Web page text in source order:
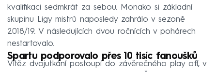
kvalifikaci sedmkrát za sebou. Monako si základní
skupinu Ligy mistrů naposledy zahrálo v sezoně
2018/19. V následujících dvou ročnících v pohárech
nestartovalo.
Spartu podporovalo přes 10 tisíc fanoušků
Vítěz dvojutkání postoupí do závěrečného play off, v